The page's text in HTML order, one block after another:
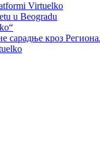
Virtuelko
u Beogradu
сарадње кроз